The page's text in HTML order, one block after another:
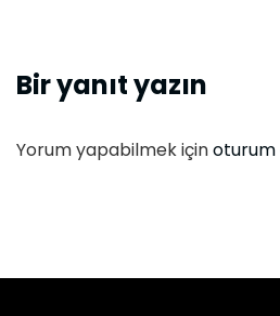
Bir yanıt yazın
Yorum yapabilmek içinoturum